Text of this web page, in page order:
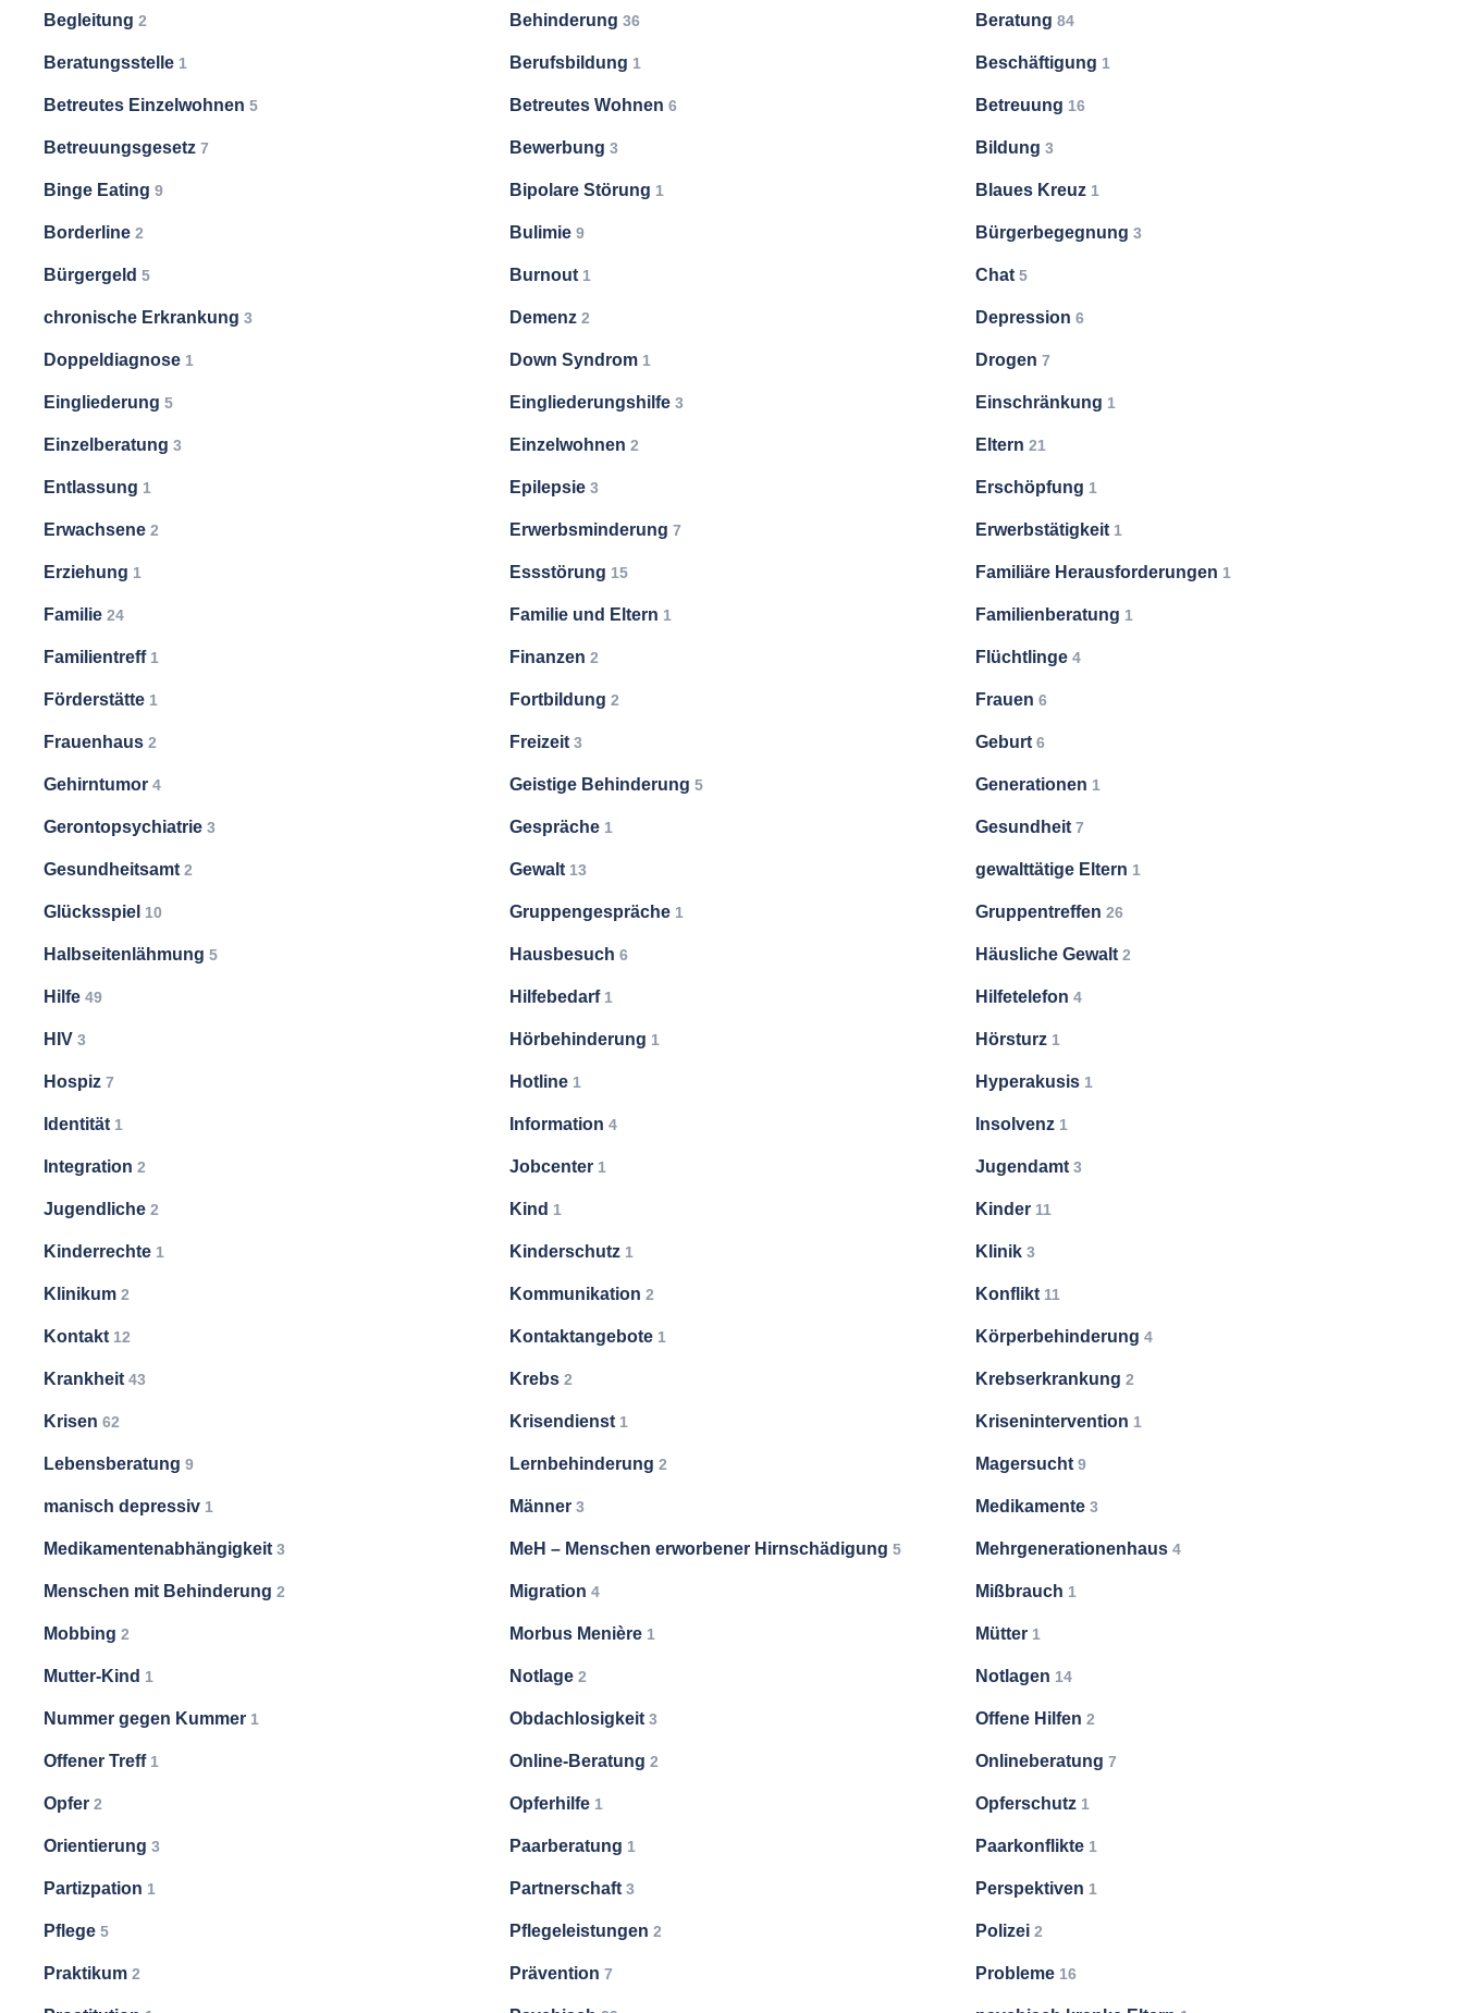
Begleitung 2 Behinderung 36 Beratung 84
Beratungsstelle 1 Berufsbildung 1 Beschäftigung 1
Betreutes Einzelwohnen 5 Betreutes Wohnen 6 Betreuung 16
Betreuungsgesetz 7 Bewerbung 3 Bildung 3
Binge Eating 9 Bipolare Störung 1 Blaues Kreuz 1
Borderline 2 Bulimie 9 Bürgerbegegnung 3
Bürgergeld 5 Burnout 1 Chat 5
chronische Erkrankung 3 Demenz 2 Depression 6
Doppeldiagnose 1 Down Syndrom 1 Drogen 7
Eingliederung 5 Eingliederungshilfe 3 Einschränkung 1
Einzelberatung 3 Einzelwohnen 2 Eltern 21
Entlassung 1 Epilepsie 3 Erschöpfung 1
Erwachsene 2 Erwerbsminderung 7 Erwerbstätigkeit 1
Erziehung 1 Essstörung 15 Familiäre Herausforderungen 1
Familie 24 Familie und Eltern 1 Familienberatung 1
Familientreff 1 Finanzen 2 Flüchtlinge 4
Förderstätte 1 Fortbildung 2 Frauen 6
Frauenhaus 2 Freizeit 3 Geburt 6
Gehirntumor 4 Geistige Behinderung 5 Generationen 1
Gerontopsychiatrie 3 Gespräche 1 Gesundheit 7
Gesundheitsamt 2 Gewalt 13 gewalttätige Eltern 1
Glücksspiel 10 Gruppengespräche 1 Gruppentreffen 26
Halbseitenlähmung 5 Hausbesuch 6 Häusliche Gewalt 2
Hilfe 49 Hilfebedarf 1 Hilfetelefon 4
HIV 3 Hörbehinderung 1 Hörsturz 1
Hospiz 7 Hotline 1 Hyperakusis 1
Identität 1 Information 4 Insolvenz 1
Integration 2 Jobcenter 1 Jugendamt 3
Jugendliche 2 Kind 1 Kinder 11
Kinderrechte 1 Kinderschutz 1 Klinik 3
Klinikum 2 Kommunikation 2 Konflikt 11
Kontakt 12 Kontaktangebote 1 Körperbehinderung 4
Krankheit 43 Krebs 2 Krebserkrankung 2
Krisen 62 Krisendienst 1 Krisenintervention 1
Lebensberatung 9 Lernbehinderung 2 Magersucht 9
manisch depressiv 1 Männer 3 Medikamente 3
Medikamentenabhängigkeit 3 MeH – Menschen erworbener Hirnschädigung 5 Mehrgenerationenhaus 4
Menschen mit Behinderung 2 Migration 4 Mißbrauch 1
Mobbing 2 Morbus Menière 1 Mütter 1
Mutter-Kind 1 Notlage 2 Notlagen 14
Nummer gegen Kummer 1 Obdachlosigkeit 3 Offene Hilfen 2
Offener Treff 1 Online-Beratung 2 Onlineberatung 7
Opfer 2 Opferhilfe 1 Opferschutz 1
Orientierung 3 Paarberatung 1 Paarkonflikte 1
Partizpation 1 Partnerschaft 3 Perspektiven 1
Pflege 5 Pflegeleistungen 2 Polizei 2
Praktikum 2 Prävention 7 Probleme 16